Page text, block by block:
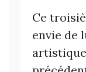
Ce
envie de